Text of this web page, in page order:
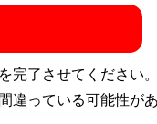
了させてください。
違っている可能性があ